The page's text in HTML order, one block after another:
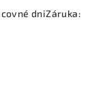
dniZáruka: